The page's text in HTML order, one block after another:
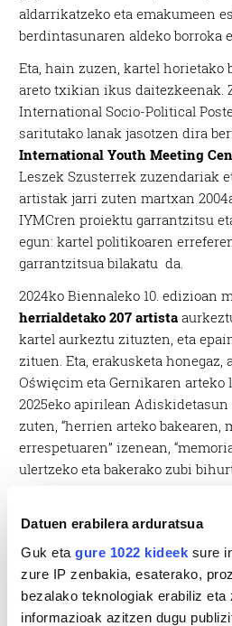
Datuen erabilera arduratsua
Guk eta gure 1022 kideek sure
zure IP zenbakia, esaterako,
bezalako teknologiak erabiliz eta
informazioak azitzen dugu
aldarrikatzeko eta emakumeen
berdintasunaren aldeko borroka
Eta, hain zuzen, kartel horietako
areto txikian ikus daitezkeenak.
International Socio-Political
saritutako lanak jasotzen dira
International Youth Meeting
Leszek Szusterrek zuzendariak
artistak jarri zuten martxan
IYMCren proiektu garrantzitsu
egun: kartel politikoaren
garrantzitsua bilakatu da.
2024ko Biennaleko 10. edizioan
herrialdetako 207 artista
kartel aurkeztu zituzten, eta
zituen. Eta, erakusketa honegaz,
Oświęcim eta Gernikaren arteko
2025eko apirilean
zuten, “herrien arteko bakearen,
errespetuaren” izenean,
ulertzeko eta bakerako zubi